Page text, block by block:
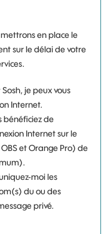
en place le
sur le délai de votre
je peux vous
Internet.
bénéficiez de
Internet sur le
et Orange Pro) de
moi les
du ou des
privé.